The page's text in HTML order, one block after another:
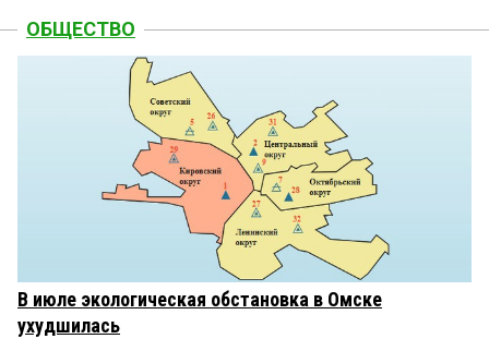
ОБЩЕСТВО
В июле экологическая обстановка в Омске
ухудшилась